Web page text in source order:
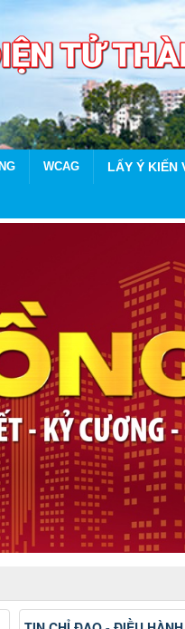
WCAG LẤY Ý KIẾN